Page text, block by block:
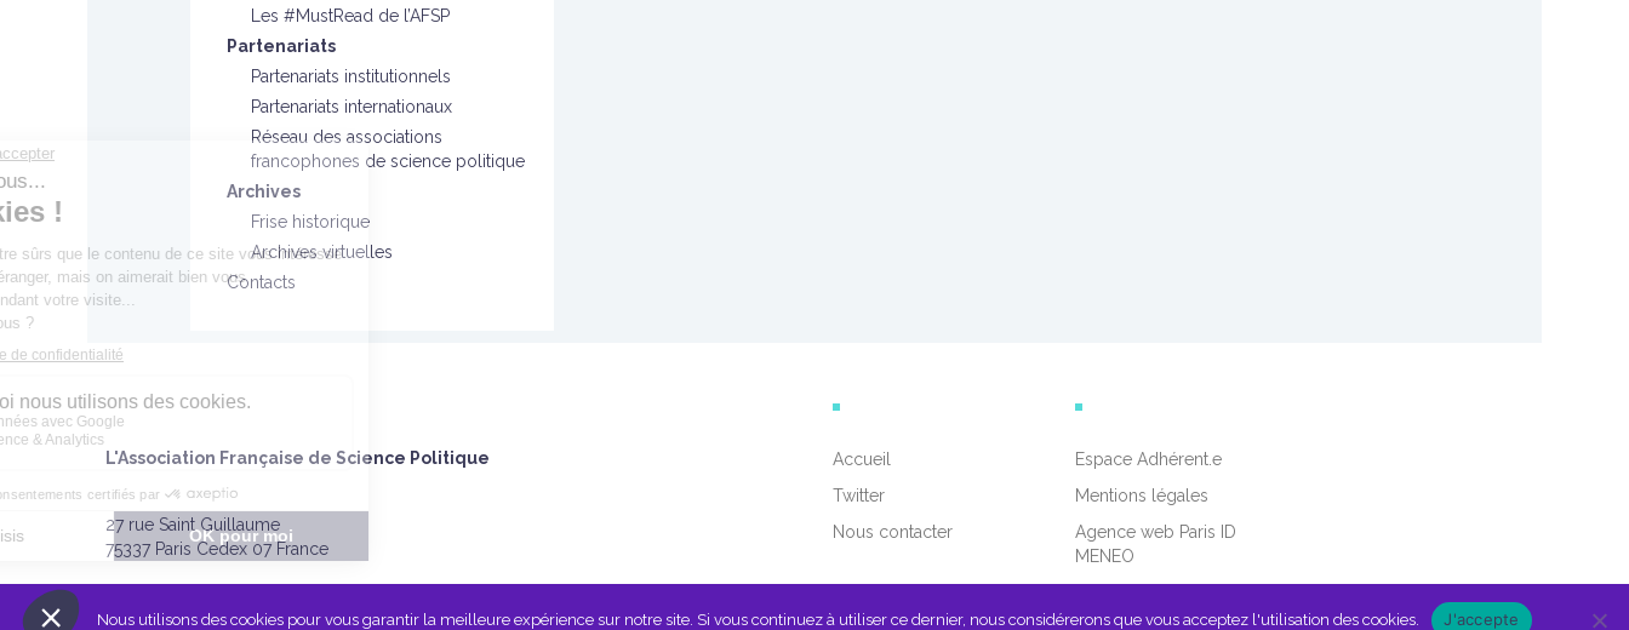
Les #MustRead de l’AFSP
Partenariats
Partenariats institutionnels
Partenariats internationaux
Réseau des associations
francophones de science politique
Archives
Frise historique
Archives virtuelles
Contacts
L'Association Française de Science Politique
27 rue Saint Guillaume
75337 Paris Cedex 07 France
Accueil
Twitter
Nous contacter
Espace Adhérent.e
Mentions légales
Agence web Paris ID
MENEO
Nous utilisons des cookies pour vous garantir la meilleure expérience sur notre site. Si vous continuez à utiliser ce dernier, nous considérerons que vous acceptez l'utilisation des cookies. J'accepte